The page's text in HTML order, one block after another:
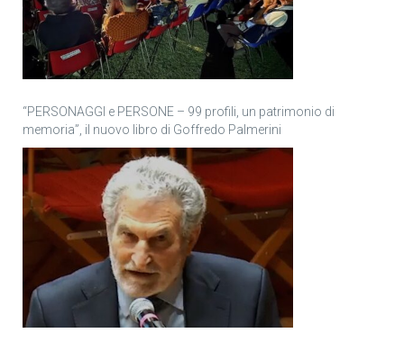
“PERSONAGGI e PERSONE – 99 profili, un patrimonio di
memoria”, il nuovo libro di Goffredo Palmerini